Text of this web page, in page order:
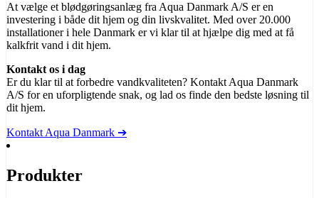
At vælge et blødgøringsanlæg fra Aqua Danmark A/S er en
investering i både dit hjem og din livskvalitet. Med over 20.000
installationer i hele Danmark er vi klar til at hjælpe dig med at få
kalkfrit vand i dit hjem.
Kontakt os i dag
Er du klar til at forbedre vandkvaliteten? Kontakt Aqua Danmark
A/S for en uforpligtende snak, og lad os finde den bedste løsning til
dit hjem.
Kontakt Aqua Danmark ➔
Produkter